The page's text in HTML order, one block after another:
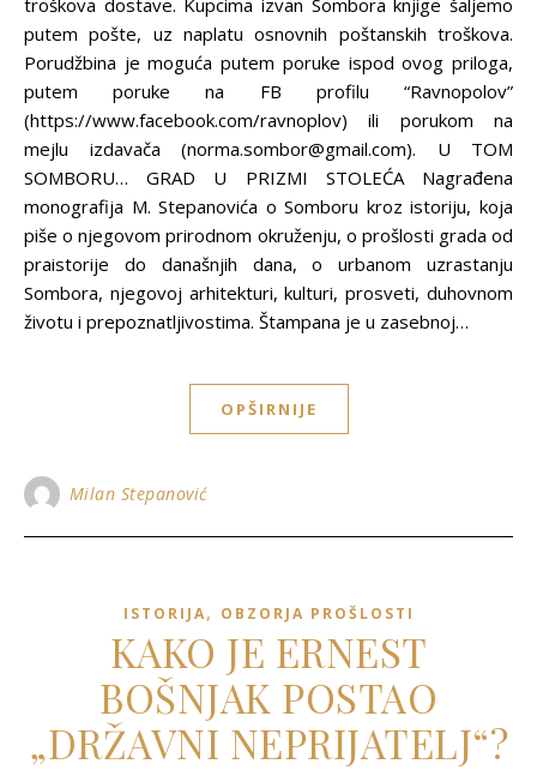
troškova dostave. Kupcima izvan Sombora knjige šaljemo
putem pošte, uz naplatu osnovnih poštanskih troškova.
Porudžbina je moguća putem poruke ispod ovog priloga,
putem poruke na FB profilu “Ravnopolov”
(https://www.facebook.com/ravnoplov) ili porukom na
mejlu izdavača (norma.sombor@gmail.com). U TOM
SOMBORU… GRAD U PRIZMI STOLEĆA Nagrađena
monografija M. Stepanovića o Somboru kroz istoriju, koja
piše o njegovom prirodnom okruženju, o prošlosti grada od
praistorije do današnjih dana, o urbanom uzrastanju
Sombora, njegovoj arhitekturi, kulturi, prosveti, duhovnom
životu i prepoznatljivostima. Štampana je u zasebnoj…
OPŠIRNIJE
Milan Stepanović
ISTORIJA, OBZORJA PROŠLOSTI
KAKO JE ERNEST
BOŠNJAK POSTAO
„DRŽAVNI NEPRIJATELJ“?